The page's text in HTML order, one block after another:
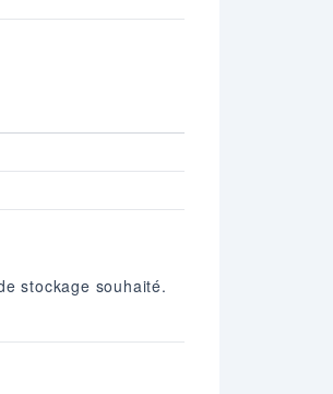
stockage souhaité.